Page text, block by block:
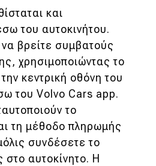
και
του αυτοκινήτου.
βρείτε συμβατούς
χρησιμοποιώντας το
κεντρική οθόνη του
του Volvo Cars app.
το
τη μέθοδο πληρωμής
συνδέσετε το
αυτοκίνητο. Η